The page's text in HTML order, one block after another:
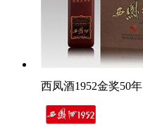
西凤酒1952金奖50年